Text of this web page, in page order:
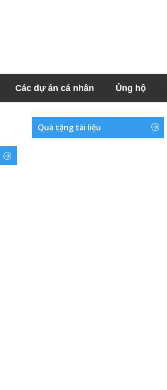
Các dự án cá nhân Ủng hộ
Quà tặng tài liệu